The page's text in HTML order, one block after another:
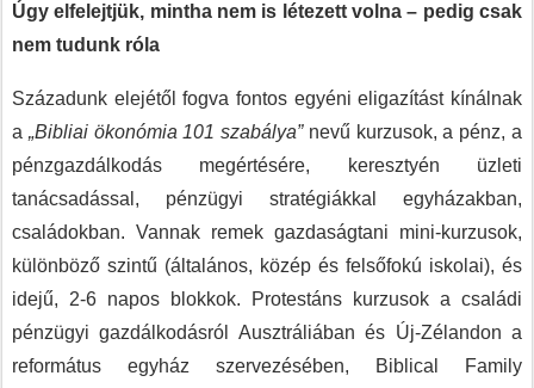
Úgy elfelejtjük, mintha nem is létezett volna – pedig csak
nem tudunk róla
Századunk elejétől fogva fontos egyéni eligazítást kínálnak
a „Bibliai ökonómia 101 szabálya”nevű kurzusok, a pénz, a
pénzgazdálkodás megértésére, keresztyén üzleti
tanácsadással, pénzügyi stratégiákkal egyházakban,
családokban. Vannak remek gazdaságtani mini-kurzusok,
különböző szintű (általános, közép és felsőfokú iskolai), és
idejű, 2-6 napos blokkok. Protestáns kurzusok a családi
pénzügyi gazdálkodásról Ausztráliában és Új-Zélandon a
református egyház szervezésében, Biblical Family